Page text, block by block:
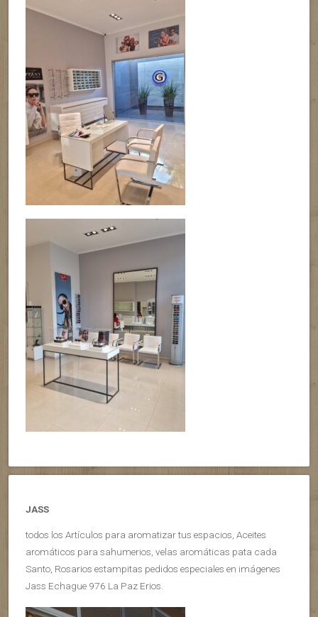
JASS
todos los Artículos para aromatizar tus espacios, Aceites
aromáticos para sahumerios, velas aromáticas pata cada
Santo, Rosarios estampitas pedidos especiales en imágenes
Jass Echague 976 La Paz Erios.